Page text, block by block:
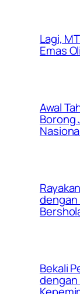
Lagi,
Emas
Awal
Borong
dengan
Bekali
dengan